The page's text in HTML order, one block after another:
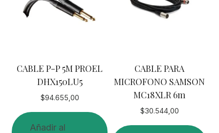
CABLE P-P 5M PROEL
DHX150LU5
$94.655,00
Añadir al
CABLE PARA
MICROFONO SAMSON
MC18XLR 6m
$30.544,00